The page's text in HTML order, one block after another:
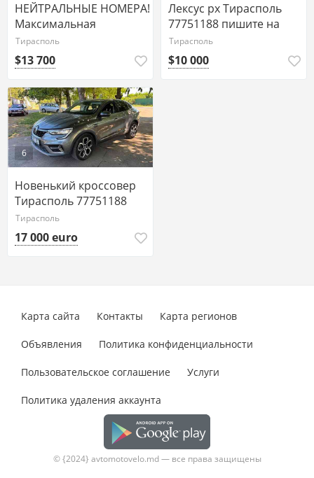
НЕЙТРАЛЬНЫЕ НОМЕРА!
Максимальная
Комплектация
Тирасполь
$13 700
Лексус рх Тирасполь
77751188 пишите на
ватсап
Тирасполь
$10 000
6
Новенький кроссовер
Тирасполь 77751188
ватсап
Тирасполь
17 000 euro
© {2024} avtomotovelo.md — все права защищены
Карта сайта Контакты Карта регионов
Объявления Политика конфиденциальности
Пользовательское соглашение Услуги
Политика удаления аккаунта